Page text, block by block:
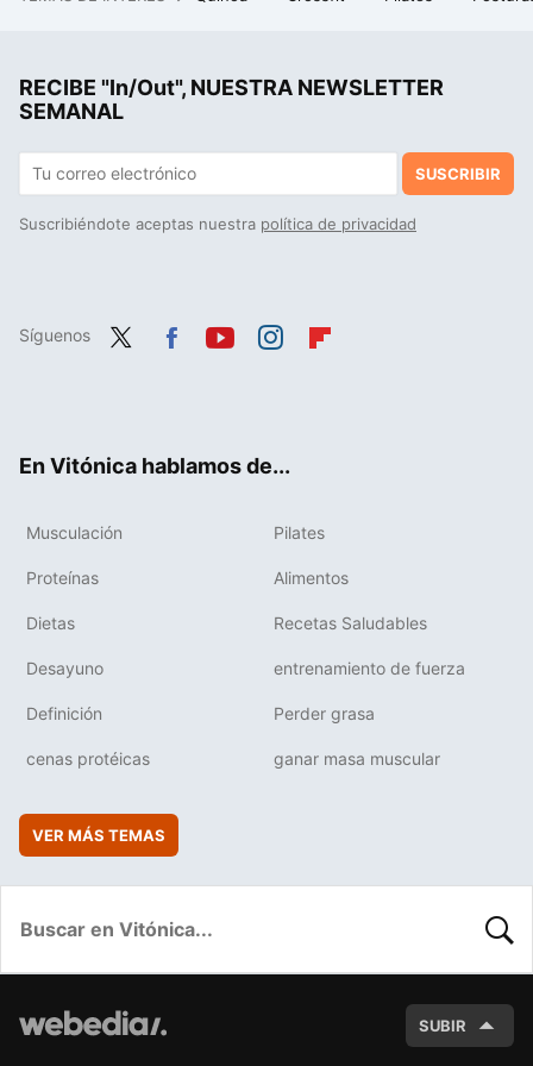
RECIBE "In/Out", NUESTRA NEWSLETTER
SEMANAL
SUSCRIBIR
Suscribiéndote aceptas nuestra política de privacidad
Síguenos
En Vitónica hablamos de...
Musculación Pilates
Proteínas Alimentos
Dietas Recetas Saludables
Desayuno entrenamiento de fuerza
Definición Perder grasa
cenas protéicas ganar masa muscular
VER MÁS TEMAS
SUBIR